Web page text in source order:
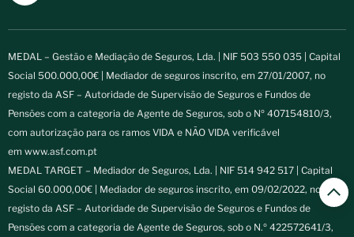
MEDAL – Gestão e Mediação de Seguros, Lda. | NIF 503 550 035 | Capital
Social 500.000,00€ | Mediador de seguros inscrito, em 27/01/2007, no
registo da ASF – Autoridade de Supervisão de Seguros e Fundos de
Pensões com a categoria de Agente de Seguros, sob o Nº 407154810/3,
com autorização para os ramos VIDA e NÃO VIDA verificável
em www.asf.com.pt
MEDAL TARGET – Mediador de Seguros, Lda. | NIF 514 942 517 | Capital
Social 60.000,00€ | Mediador de seguros inscrito, em 09/02/2022, no
registo da ASF – Autoridade de Supervisão de Seguros e Fundos de
Pensões com a categoria de Agente de Seguros, sob o N.º 422572641/3,